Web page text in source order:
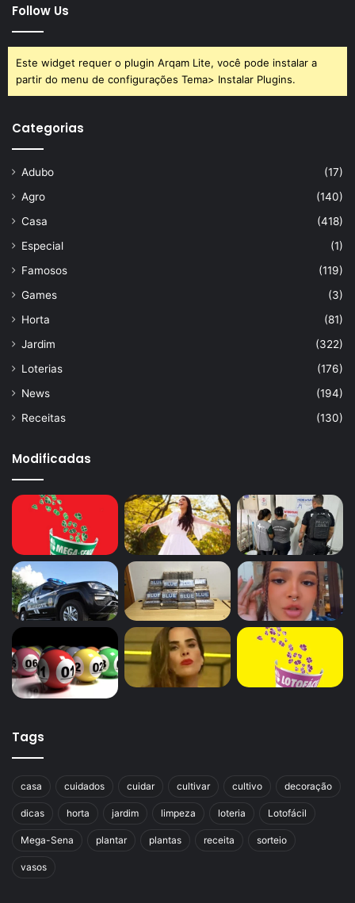
Follow Us
Este widget requer o plugin Arqam Lite, você pode instalar a
partir do menu de configurações Tema> Instalar Plugins.
Categorias
Adubo
(17)
Agro
(140)
Casa
(418)
Especial
(1)
Famosos
(119)
Games
(3)
Horta
(81)
Jardim
(322)
Loterias
(176)
News
(194)
Receitas
(130)
Modificadas
Tags
casa cuidados cuidar cultivar cultivo decoração
dicas horta jardim limpeza loteria Lotofácil
Mega-Sena plantar plantas receita sorteio
vasos